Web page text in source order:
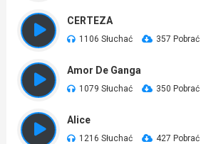
CERTEZA
1106 Słuchać 357 Pobrać
Amor De Ganga
1079 Słuchać 350 Pobrać
Alice
1216 Słuchać 427 Pobrać